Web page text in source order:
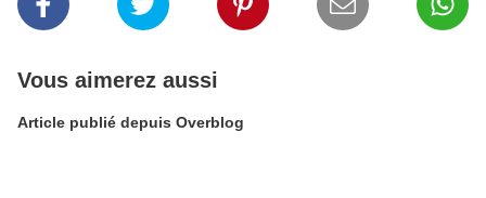
Vous aimerez aussi
Article publié depuis Overblog